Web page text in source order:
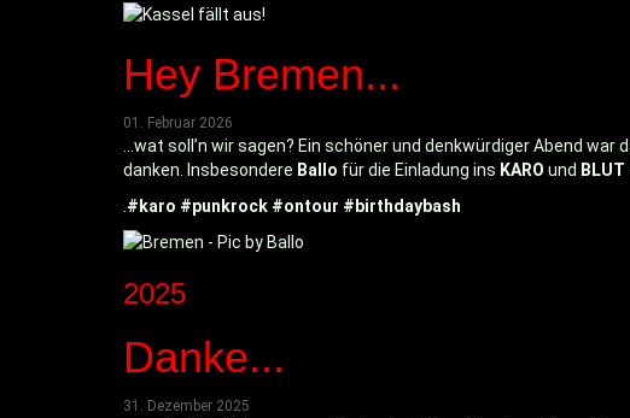
Hey Bremen...
01. Februar 2026
...wat soll’n wir sagen? Ein schöner und denkwürdiger Abend
danken. Insbesondere Ballo für die Einladung ins KARO und BLUT
#karo #punkrock #ontour #birthdaybash
2025
Danke...
31. Dezember 2025